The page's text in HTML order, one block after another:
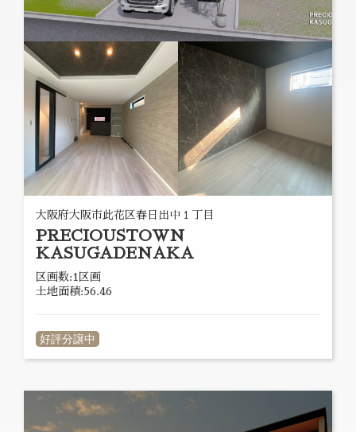
大阪府大阪市此花区春日出中１丁目
PRECIOUSTOWN
KASUGADENAKA
区画数:1区画
土地面積:56.46
好評分譲中